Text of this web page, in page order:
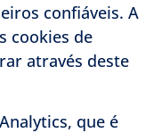
confiáveis. A
cookies de
através deste
que é